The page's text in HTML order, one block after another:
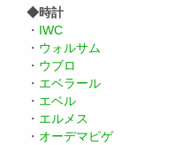
◆時計
・ IWC
・ ウォルサム
・ ウブロ
・ エベラール
・ エベル
・ エルメス
・ オーデマピゲ